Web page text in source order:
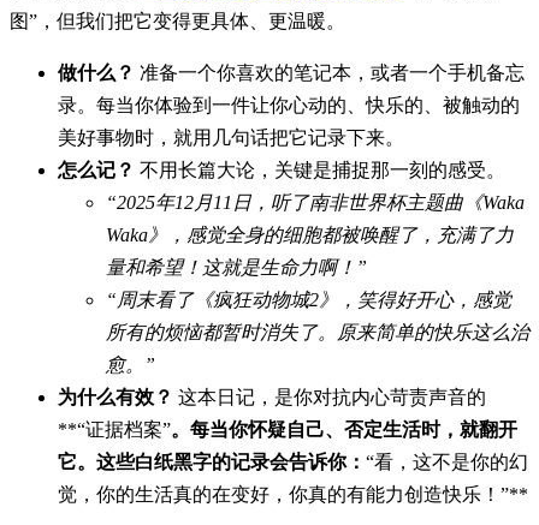
图”，但我们把它变得更具体、更温暖。
做什么？ 准备一个你喜欢的笔记本，或者一个手机备忘
录。每当你体验到一件让你心动的、快乐的、被触动的
美好事物时，就用几句话把它记录下来。
怎么记？ 不用长篇大论，关键是捕捉那一刻的感受。
“2025年12月11日，听了南非世界杯主题曲《Waka
Waka》，感觉全身的细胞都被唤醒了，充满了力
量和希望！这就是生命力啊！”
“周末看了《疯狂动物城2》，笑得好开心，感觉
所有的烦恼都暂时消失了。原来简单的快乐这么治
愈。”
为什么有效？ 这本日记，是你对抗内心苛责声音的
**“证据档案”。每当你怀疑自己、否定生活时，就翻开
它。这些白纸黑字的记录会告诉你： “看，这不是你的幻
觉，你的生活真的在变好，你真的有能力创造快乐！”**